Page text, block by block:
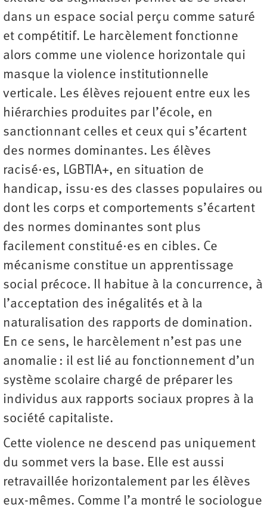
dans un espace social perçu comme saturé
et compétitif. Le harcèlement fonctionne
alors comme une violence horizontale qui
masque la violence institutionnelle
verticale. Les élèves rejouent entre eux les
hiérarchies produites par l’école, en
sanctionnant celles et ceux qui s’écartent
des normes dominantes. Les élèves
racisé·es, LGBTIA+, en situation de
handicap, issu·es des classes populaires ou
dont les corps et comportements s’écartent
des normes dominantes sont plus
facilement constitué·es en cibles. Ce
mécanisme constitue un apprentissage
social précoce. Il habitue à la concurrence, à
l’acceptation des inégalités et à la
naturalisation des rapports de domination.
En ce sens, le harcèlement n’est pas une
anomalie : il est lié au fonctionnement d’un
système scolaire chargé de préparer les
individus aux rapports sociaux propres à la
société capitaliste.
Cette violence ne descend pas uniquement
du sommet vers la base. Elle est aussi
retravaillée horizontalement par les élèves
eux-mêmes. Comme l’a montré le sociologue